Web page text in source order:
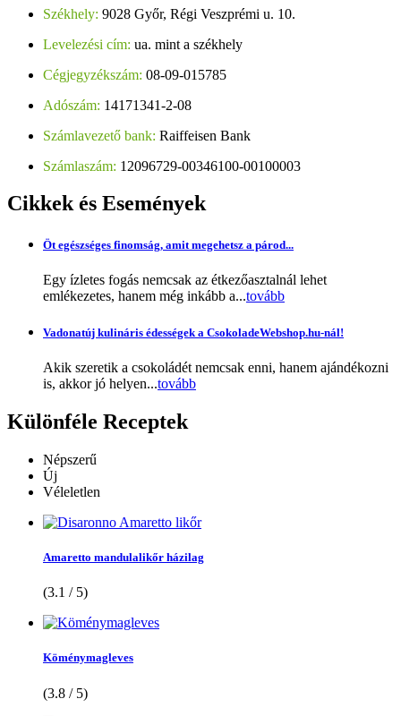
Székhely: 9028 Győr, Régi Veszprémi u. 10.
Levelezési cím: ua. mint a székhely
Cégjegyzékszám: 08-09-015785
Adószám: 14171341-2-08
Számlavezető bank: Raiffeisen Bank
Számlaszám: 12096729-00346100-00100003
Cikkekés Események
Öt egészséges finomság, amit megehetsz a párod...
Egy ízletes fogás nemcsak az étkezőasztalnál lehet
emlékezetes, hanem még inkább a...tovább
Vadonatúj kulináris édességek a CsokoladeWebshop.hu-nál!
Akik szeretik a csokoládét nemcsak enni, hanem ajándékozni
is, akkor jó helyen...tovább
Különféle Receptek
Népszerű
Új
Véleletlen
Amaretto mandulalikőr házilag
(3.1 / 5)
Köménymagleves
(3.8 / 5)